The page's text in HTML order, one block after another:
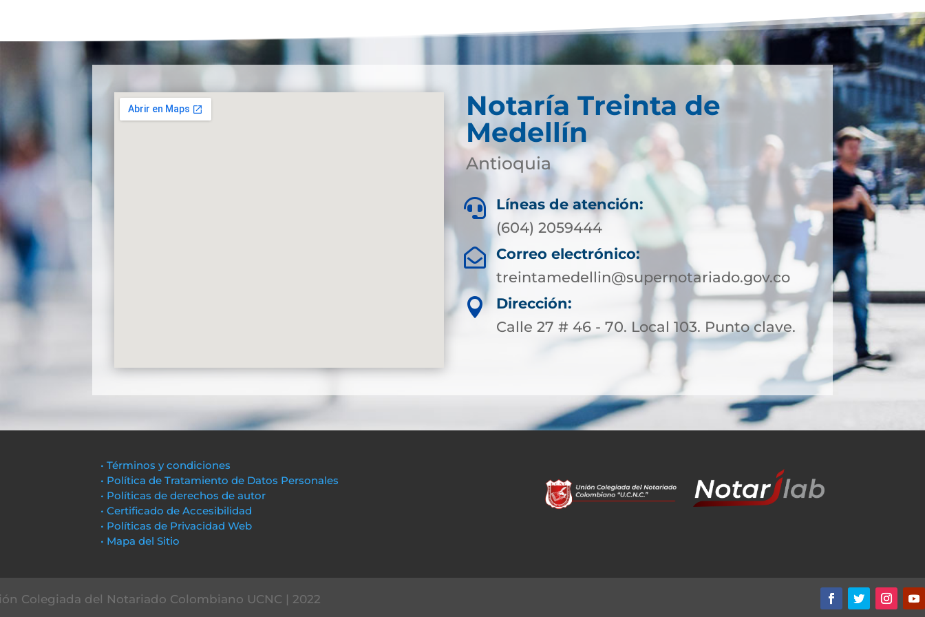
Notaría Treinta de
Medellín
Antioquia

Líneas de atención:
(604) 2059444

Correo electrónico:
treintamedellin@supernotariado.gov.co

Dirección:
Calle 27 # 46 - 70. Local 103. Punto clave.
• Términos y condiciones
• Política de Tratamiento de Datos Personales
• Políticas de derechos de autor
• Certificado de Accesibilidad
• Políticas de Privacidad Web
• Mapa del Sitio
Colegiada del Notariado Colombiano UCNC | 2022